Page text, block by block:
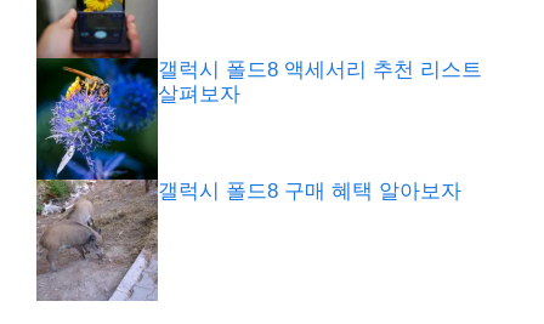
갤럭시 폴드8 액세서리 추천 리스트
살펴보자
갤럭시 폴드8 구매 혜택 알아보자